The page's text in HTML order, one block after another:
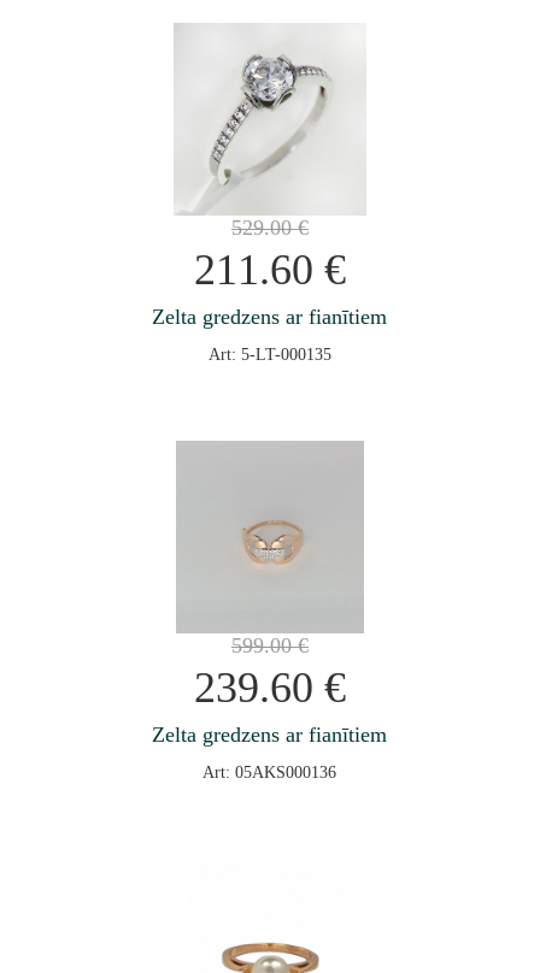
529.00€
211.60 €
Zelta gredzens ar fianītiem
Art: 5-LT-000135
599.00€
239.60 €
Zelta gredzens ar fianītiem
Art: 05AKS000136